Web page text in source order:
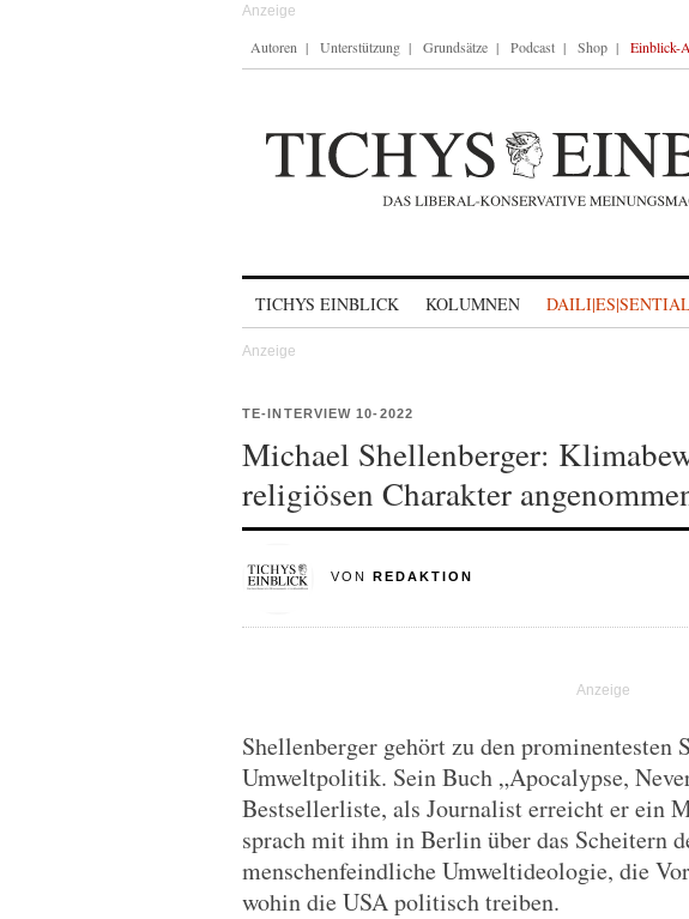
Autoren Unterstützung Grundsätze Podcast Shop Einblick-
TICHYS EINBLICK KOLUMNEN
TE-INTERVIEW 10-2022
Michael Shellenberger:
religiösen Charakter
VON REDAKTION
Shellenberger gehört zu den prominentesten
Umweltpolitik. Sein Buch „Apocalypse,
Bestsellerliste, als Journalist erreicht er ein
sprach mit ihm in Berlin über das Scheitern
menschenfeindliche Umweltideologie, die
wohin die USA politisch treiben.